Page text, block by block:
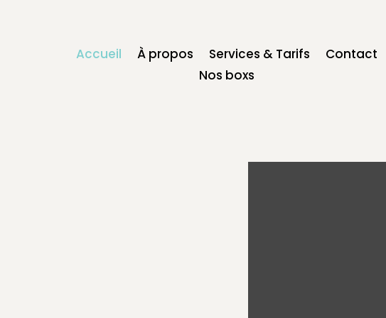
Accueil À propos Services & Tarifs
Contact
Nos boxs